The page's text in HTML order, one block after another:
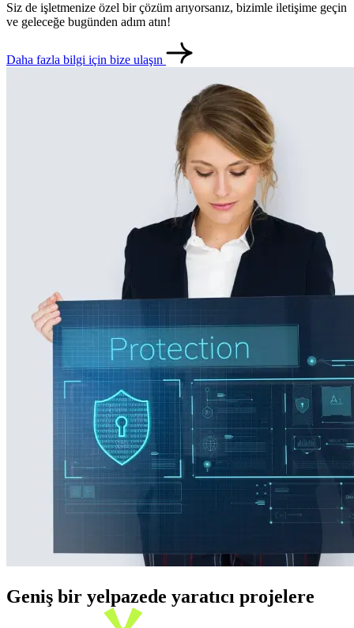
Siz de işletmenize özel bir çözüm arıyorsanız, bizimle iletişime geçin
ve geleceğe bugünden adım atın!
Daha fazla bilgi için bize ulaşın
Geniş bir yelpazede yaratıcı projelere